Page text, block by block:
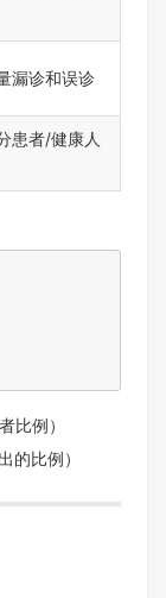
漏诊和误诊
患者/健康人
比例）
的比例）